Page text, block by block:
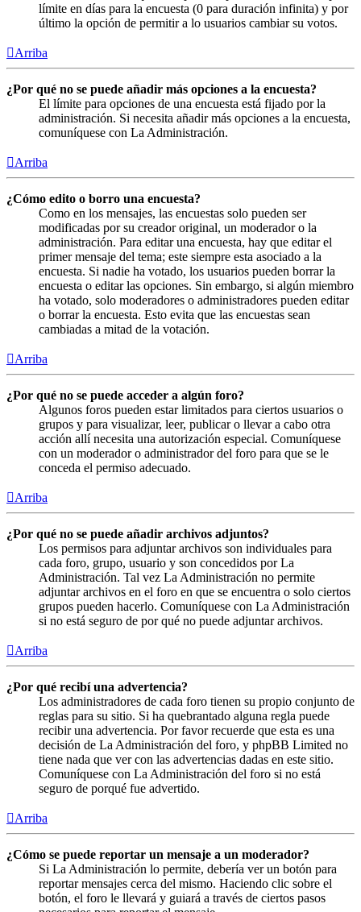
límite en días para la encuesta (0 para duración infinita) y por
último la opción de permitir a lo usuarios cambiar su votos.
Arriba
¿Por qué no se puede añadir más opciones a la encuesta?
El límite para opciones de una encuesta está fijado por la
administración. Si necesita añadir más opciones a la encuesta,
comuníquese con La Administración.
Arriba
¿Cómo edito o borro una encuesta?
Como en los mensajes, las encuestas solo pueden ser
modificadas por su creador original, un moderador o la
administración. Para editar una encuesta, hay que editar el
primer mensaje del tema; este siempre esta asociado a la
encuesta. Si nadie ha votado, los usuarios pueden borrar la
encuesta o editar las opciones. Sin embargo, si algún miembro
ha votado, solo moderadores o administradores pueden editar
o borrar la encuesta. Esto evita que las encuestas sean
cambiadas a mitad de la votación.
Arriba
¿Por qué no se puede acceder a algún foro?
Algunos foros pueden estar limitados para ciertos usuarios o
grupos y para visualizar, leer, publicar o llevar a cabo otra
acción allí necesita una autorización especial. Comuníquese
con un moderador o administrador del foro para que se le
conceda el permiso adecuado.
Arriba
¿Por qué no se puede añadir archivos adjuntos?
Los permisos para adjuntar archivos son individuales para
cada foro, grupo, usuario y son concedidos por La
Administración. Tal vez La Administración no permite
adjuntar archivos en el foro en que se encuentra o solo ciertos
grupos pueden hacerlo. Comuníquese con La Administración
si no está seguro de por qué no puede adjuntar archivos.
Arriba
¿Por qué recibí una advertencia?
Los administradores de cada foro tienen su propio conjunto de
reglas para su sitio. Si ha quebrantado alguna regla puede
recibir una advertencia. Por favor recuerde que esta es una
decisión de La Administración del foro, y phpBB Limited no
tiene nada que ver con las advertencias dadas en este sitio.
Comuníquese con La Administración del foro si no está
seguro de porqué fue advertido.
Arriba
¿Cómo se puede reportar un mensaje a un moderador?
Si La Administración lo permite, debería ver un botón para
reportar mensajes cerca del mismo. Haciendo clic sobre el
botón, el foro le llevará y guiará a través de ciertos pasos